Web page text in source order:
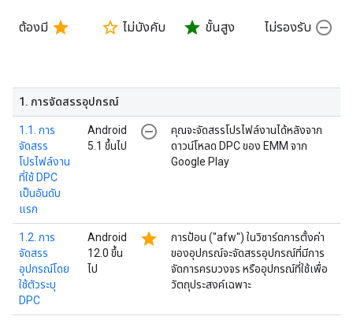
ต้องมี star star_border ไม่บังคับ star ขั้นสูง ไม่รองรับ remove_circle_outline
1 . การจัดสรรอุปกรณ์
1.1. การ
จัดสรร
โปรไฟล์งาน
ที่ใช้ DPC
เป็นอันดับ
แรก
Android
5.1 ขึ้นไป
remove_circle_outline
คุณจะจัดสรรโปรไฟล์งานได้หลังจาก
ดาวน์โหลด DPC ของ EMM จาก
Google Play
1.2. การ
จัดสรร
อุปกรณ์โดย
ใช้ตัวระบุ
DPC
Android
12.0 ขึ้น
ไป
star
การป้อน ("afw") ในวิซาร์ดการตั้งค่า
ของอุปกรณ์จะจัดสรรอุปกรณ์ที่มีการ
จัดการครบวงจร หรืออุปกรณ์ที่ใช้เพื่อ
วัตถุประสงค์เฉพาะ